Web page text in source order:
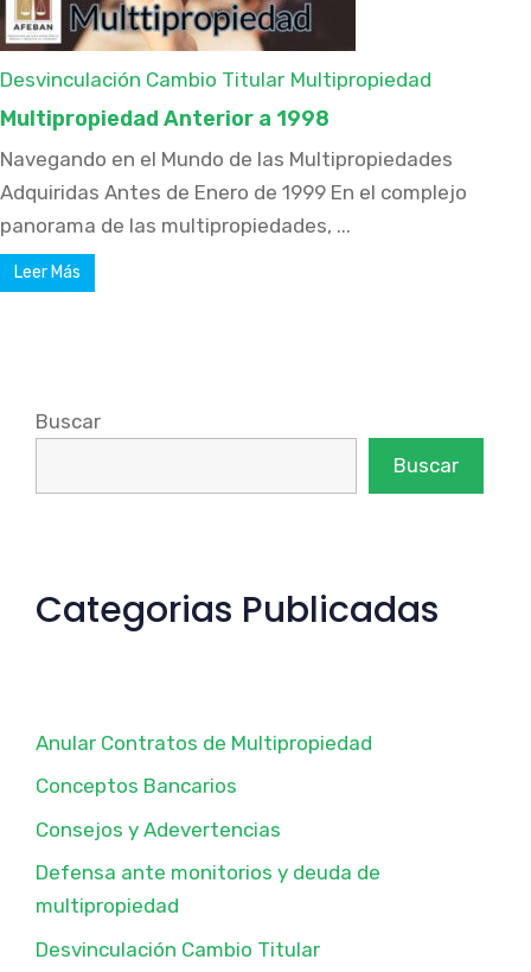
Desvinculación Cambio Titular Multipropiedad
Multipropiedad Anterior a 1998
Navegando en el Mundo de las Multipropiedades
Adquiridas Antes de Enero de 1999 En el complejo
panorama de las multipropiedades, ...
Leer Más
Buscar
Buscar
Categorias Publicadas
Anular Contratos de Multipropiedad
Conceptos Bancarios
Consejos y Adevertencias
Defensa ante monitorios y deuda de
multipropiedad
Desvinculación Cambio Titular